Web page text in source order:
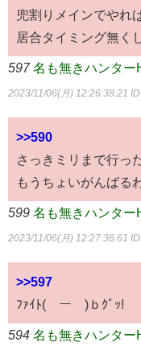
兜割りメインでやれ
居合タイミング無く
597 名も無きハンター
2023/11/06(月) 12:26:38.21
>>590
さっきミリまで行っ
もうちょいがんばる
599 名も無きハンター
2023/11/06(月) 12:27:36.61
>>597
ﾌｧｲﾄ(￣ー￣)ｂｸﾞｯ!
594 名も無きハンター